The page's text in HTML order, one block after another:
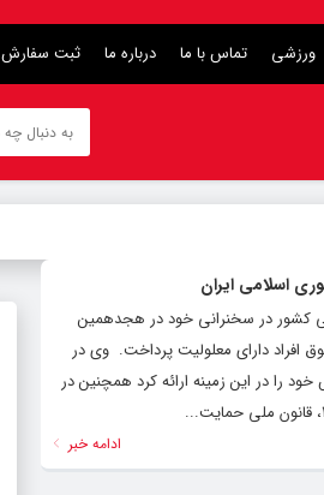
ورزشی تماس با ما درباره ما ثبت سفارش
اسلامی ایران
کشور در سخنرانی خود در هجدهمین
افراد دارای معلولیت پرداخت. ‌ وی در
را تصویب و گزارش خود را در این زمینه ارائه کرد همچنین در
ادامه خبر